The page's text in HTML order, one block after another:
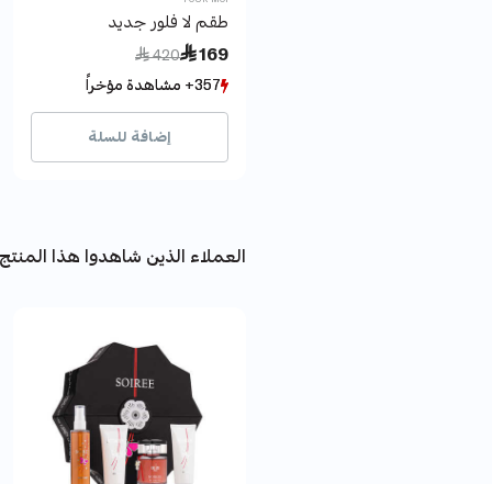
طقم لا فلور جديد
 169
Price reduced from
 420
to
357+ مشاهدة مؤخراً
70+ بيع مؤخراً
357+ مشاهدة مؤخراً
70+ بيع مؤخراً
إضافة للسلة
العملاء الذين شاهدوا هذا